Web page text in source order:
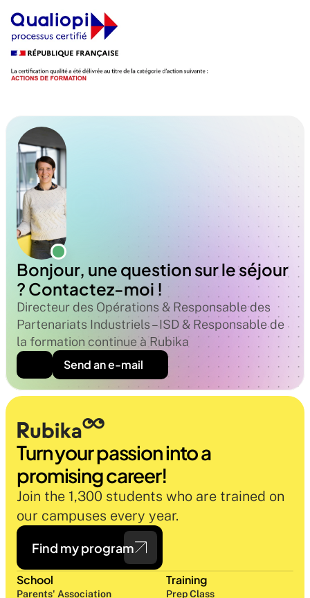
Bonjour, une question sur le séjour
? Contactez-moi !
Directeur des Opérations & Responsable des
Partenariats Industriels – ISD & Responsable de
la formation continue à Rubika
Send an e-mail
Turn your passion into a
promising career!
Join the 1,300 students who are trained on
our campuses every year.
Find my program
School
Parents' Association
Training
Prep Class